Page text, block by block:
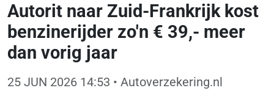
Autorit naar Zuid-Frankrijk kost
benzinerijder zo'n € 39,- meer
dan vorig jaar
25 JUN 2026 14:53 • Autoverzekering.nl